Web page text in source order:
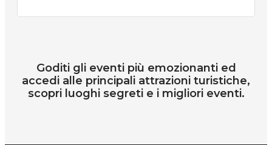
Goditi gli eventi più emozionanti ed
accedi alle principali attrazioni turistiche,
scopri luoghi segreti e i migliori eventi.